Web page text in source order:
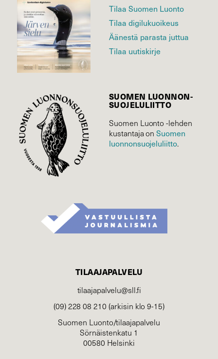
Tilaa Suomen Luonto
Tilaa digilukuoikeus
Äänestä parasta juttua
Tilaa uutiskirje
SUOMEN LUONNON­
SUOJELU­LIITTO
Suomen Luonto -lehden
kustantaja onSuomen
luonnonsuojelu­liitto.
TILAAJAPALVELU
tilaajapalvelu@sll.fi
(09) 228 08 210 (arkisin klo 9-15)
Suomen Luonto/tilaajapalvelu
Sörnäistenkatu 1
00580 Helsinki